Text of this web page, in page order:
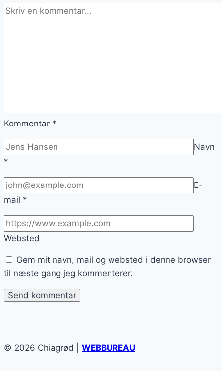
Kommentar *
Navn
*
E-
mail *
Websted
Gem mit navn, mail og websted i denne browser
til næste gang jeg kommenterer.
© 2026 Chiagrød | WEBBUREAU